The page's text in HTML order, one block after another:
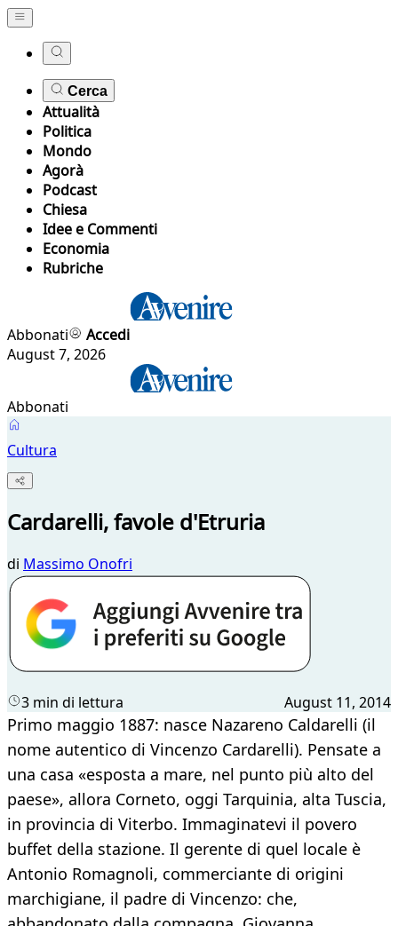
Cerca
Attualità
Politica
Mondo
Agorà
Podcast
Chiesa
Idee e Commenti
Economia
Rubriche
Abbonati
Accedi
August 7, 2026
Abbonati
Cultura
Cardarelli, favole d'Etruria
di Massimo Onofri
3 min di lettura August 11, 2014
Primo maggio 1887: nasce Nazareno Caldarelli (il
nome autentico di Vincenzo Cardarelli). Pensate a
una casa «esposta a mare, nel punto più alto del
paese», allora Corneto, oggi Tarquinia, alta Tuscia,
in provincia di Viterbo. Immaginatevi il povero
buffet della stazione. Il gerente di quel locale è
Antonio Romagnoli, commerciante di origini
marchigiane, il padre di Vincenzo: che,